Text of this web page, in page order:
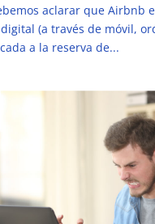
aclarar que Airbnb
(a través de móvil,
a la reserva de...